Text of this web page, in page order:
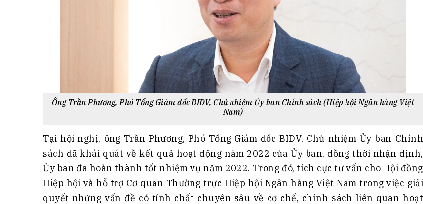
Ông Trần Phương, Phó Tổng Giám đốc BIDV, Chủ nhiệm Ủy ban Chính sách (Hiệp hội Ngân hàng Việt
Nam)
Tại hội nghị, ông Trần Phương, Phó Tổng Giám đốc BIDV, Chủ nhiệm Ủy ban Chính
sách đã khái quát về kết quả hoạt động năm 2022 của Ủy ban, đồng thời nhận định,
Ủy ban đã hoàn thành tốt nhiệm vụ năm 2022. Trong đó, tích cực tư vấn cho Hội đồng
Hiệp hội và hỗ trợ Cơ quan Thường trực Hiệp hội Ngân hàng Việt Nam trong việc giải
quyết những vấn đề có tính chất chuyên sâu về cơ chế, chính sách liên quan hoạt